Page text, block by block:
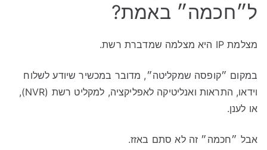
ל״חכמה״ באמת?
מצלמת IP היא מצלמה שמדברת רשת.
במקום ״קופסה שמקליטה״, מדובר במכשיר שיודע לשלוח
וידאו, התראות ואנליטיקה לאפליקציה, למקליט רשת (NVR),
או לענן.
אבל ״חכמה״ זה לא סתם באזז.